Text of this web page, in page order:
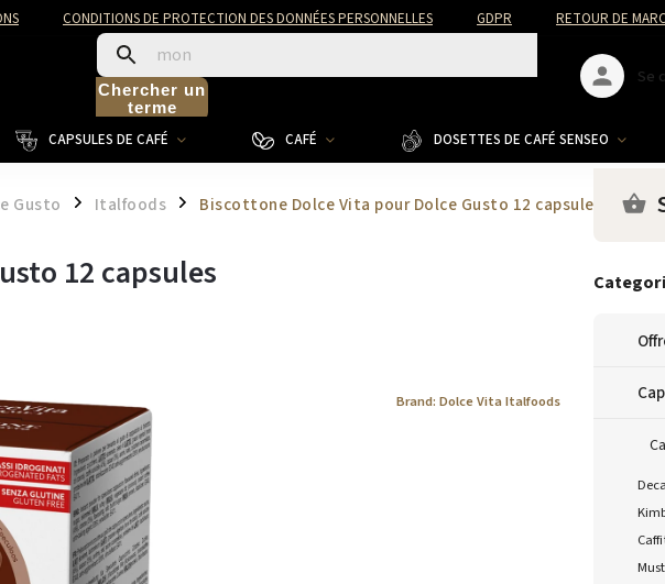
CONDITIONS DE PROTECTION DES DONNÉES PERSONNELLES GDPR RETOUR DE
Chercher un
terme
Se
CAPSULES DE CAFÉ CAFÉ DOSETTES DE CAFÉ SENSEO
Gusto / Italfoods / Biscottone Dolce Vita pour Dolce Gusto 12 capsules
Must
12 capsules
Brand: Dolce Vita Italfoods